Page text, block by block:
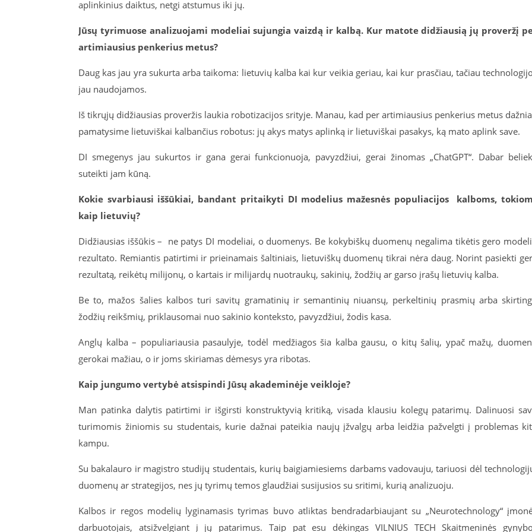
aplinkinius daiktus, netgi atstumus iki jų.
Jūsų tyrimuose analizuojami modeliai sujungia vaizdą ir kalbą. Kur matote didžiausią jų proveržį
artimiausius penkerius metus?
Daug kas jau yra sukurta arba taikoma: lietuvių kalba kai kur veikia geriau, kai kur prasčiau, tačiau
jau naudojamos.
Iš tikrųjų didžiausias proveržis laukia robotizacijos srityje. Manau, kad per artimiausius penkerius metus
pamatysime lietuviškai kalbančius robotus: jų akys matys aplinką ir lietuviškai pasakys, ką mato aplink save.
DI smegenys jau sukurtos ir gana gerai funkcionuoja, pavyzdžiui, gerai žinomas „ChatGPT“. Dabar
suteikti jam kūną.
Kokie svarbiausi iššūkiai, bandant pritaikyti DI modelius mažesnės populiacijos kalboms,
kaip lietuvių?
Didžiausias iššūkis – ne patys DI modeliai, o duomenys. Be kokybiškų duomenų negalima tikėtis gero
rezultato. Remiantis patirtimi ir prieinamais šaltiniais, lietuviškų duomenų tikrai nėra daug. Norint pasiekti
rezultatą, reikėtų milijonų, o kartais ir milijardų nuotraukų, sakinių, žodžių ar garso įrašų lietuvių kalba.
Be to, mažos šalies kalbos turi savitų gramatinių ir semantinių niuansų, perkeltinių prasmių arba
žodžių reikšmių, priklausomai nuo sakinio konteksto, pavyzdžiui, žodis kasa.
Anglų kalba – populiariausia pasaulyje, todėl medžiagos šia kalba gausu, o kitų šalių, ypač mažų,
gerokai mažiau, o ir joms skiriamas dėmesys yra ribotas.
Kaip jungumo vertybė atsispindi Jūsų akademinėje veikloje?
Man patinka dalytis patirtimi ir išgirsti konstruktyvią kritiką, visada klausiu kolegų patarimų. Dalinuosi
turimomis žiniomis su studentais, kurie dažnai pateikia naujų įžvalgų arba leidžia pažvelgti į problemas
kampu.
Su bakalauro ir magistro studijų studentais, kurių baigiamiesiems darbams vadovauju, tariuosi dėl
duomenų ar strategijos, nes jų tyrimų temos glaudžiai susijusios su sritimi, kurią analizuoju.
Kalbos ir regos modelių lyginamasis tyrimas buvo atliktas bendradarbiaujant su „Neurotechnology“
darbuotojais, atsižvelgiant į jų patarimus. Taip pat esu dėkingas VILNIUS TECH Skaitmeninės